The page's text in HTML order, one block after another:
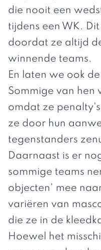
die nooit een
tijdens een WK.
doordat ze altijd
winnende teams.
En laten we ook
Sommige van hen
omdat ze
ze door hun
tegenstanders
Daarnaast is er
sommige teams
objecten' mee
variëren van
die ze in de
Hoewel het